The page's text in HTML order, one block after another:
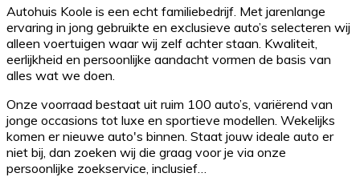
Autohuis Koole is een echt familiebedrijf. Met jarenlange
ervaring in jong gebruikte en exclusieve auto’s selecteren wij
alleen voertuigen waar wij zelf achter staan. Kwaliteit,
eerlijkheid en persoonlijke aandacht vormen de basis van
alles wat we doen.
Onze voorraad bestaat uit ruim 100 auto’s, variërend van
jonge occasions tot luxe en sportieve modellen. Wekelijks
komen er nieuwe auto's binnen. Staat jouw ideale auto er
niet bij, dan zoeken wij die graag voor je via onze
persoonlijke zoekservice, inclusief…